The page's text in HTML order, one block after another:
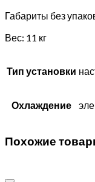
Габариты без
Вес: 11 кг
Тип установки
Охлаждение
Похожие